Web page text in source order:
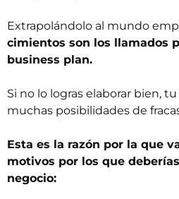
Extrapolándolo al mundo
cimientos son los llamados
business plan.
Si no lo logras elaborar bien,
muchas posibilidades de
Esta es la razón por la que
motivos por los que
negocio: